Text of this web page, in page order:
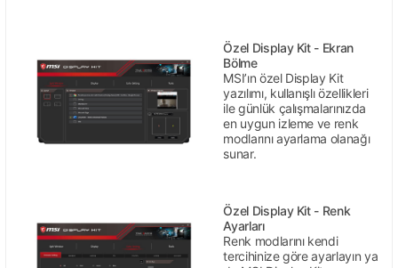
Özel Display Kit - Ekran
Bölme
MSI’ın özel Display Kit
yazılımı, kullanışlı özellikleri
ile günlük çalışmalarınızda
en uygun izleme ve renk
modlarını ayarlama olanağı
sunar.
Özel Display Kit - Renk
Ayarları
Renk modlarını kendi
tercihinize göre ayarlayın ya